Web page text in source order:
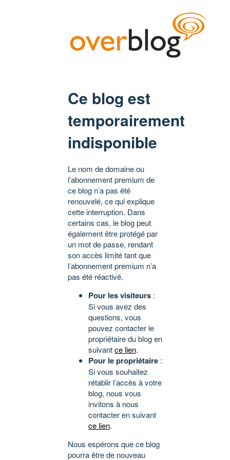
Ce blog est
temporairement
indisponible
Le nom de domaine ou
l’abonnement premium de
ce blog n’a pas été
renouvelé, ce qui explique
cette interruption. Dans
certains cas, le blog peut
également être protégé par
un mot de passe, rendant
son accès limité tant que
l’abonnement premium n’a
pas été réactivé.
Pour les visiteurs :
Si vous avez des
questions, vous
pouvez contacter le
propriétaire du blog en
suivantce lien.
Pour le propriétaire :
Si vous souhaitez
rétablir l’accès à votre
blog, nous vous
invitons à nous
contacter en suivant
ce lien.
Nous espérons que ce blog
pourra être de nouveau